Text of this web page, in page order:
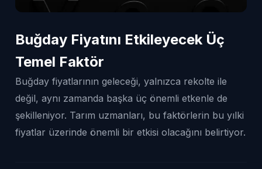
Buğday Fiyatını Etkileyecek Üç
Temel Faktör
Buğday fiyatlarının geleceği, yalnızca rekolte ile
değil, aynı zamanda başka üç önemli etkenle de
şekilleniyor. Tarım uzmanları, bu faktörlerin bu yılki
fiyatlar üzerinde önemli bir etkisi olacağını belirtiyor.